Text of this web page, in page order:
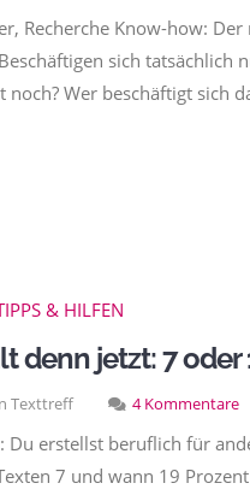
Recherche Know-how:
sich
noch? Wer beschäftigt sich
& HILFEN
denn jetzt: 7
Texttreff 4 Kommentare
Du erstellst beruflich für
7 und wann 19